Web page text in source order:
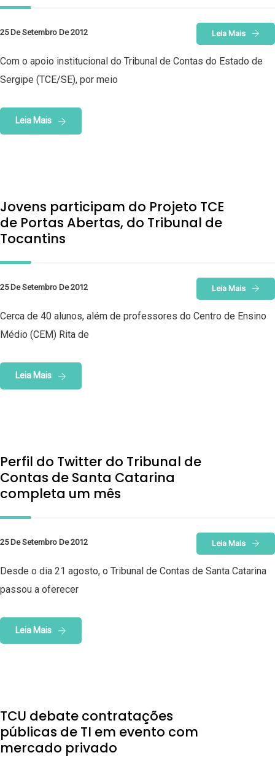
25 De Setembro De 2012 Leia Mais
Com o apoio institucional do Tribunal de Contas do Estado de
Sergipe (TCE/SE), por meio
Leia Mais
Jovens participam do Projeto TCE
de Portas Abertas, do Tribunal de
Tocantins
25 De Setembro De 2012 Leia Mais
Cerca de 40 alunos, além de professores do Centro de Ensino
Médio (CEM) Rita de
Leia Mais
Perfil do Twitter do Tribunal de
Contas de Santa Catarina
completa um mês
25 De Setembro De 2012 Leia Mais
Desde o dia 21 agosto, o Tribunal de Contas de Santa Catarina
passou a oferecer
Leia Mais
TCU debate contratações
públicas de TI em evento com
mercado privado